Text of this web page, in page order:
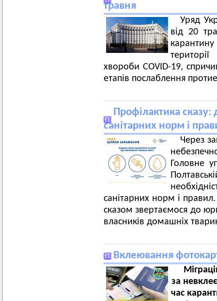
травня
Уряд
від 20
хвороби COVID-19,
етапів послаблення
Профілактика
санітарних норм і
Через
Головне
санітарних норм і
сказом звертаємося до
власників домашніх
Вклеювання
за
час